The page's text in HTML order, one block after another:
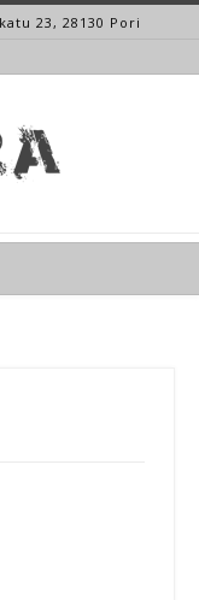
23, 28130 Pori